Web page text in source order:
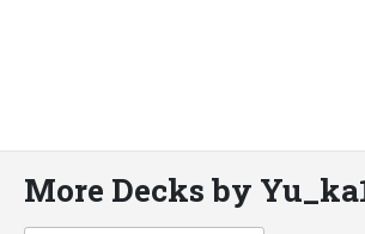
More Decks by